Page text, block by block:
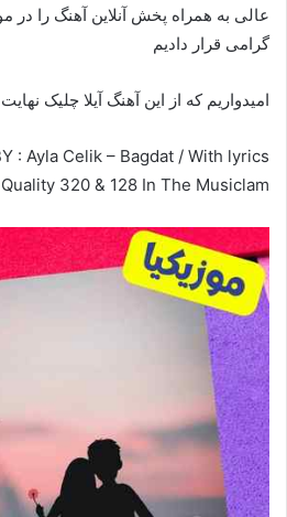
عالی به همراه پخش آنلاین آهنگ را در
گرامی قرار دادیم
امیدواریم که از این آهنگ آیلا چلیک
: Ayla Celik – Bagdat / With lyrics
320 & 128 In The Musiclam